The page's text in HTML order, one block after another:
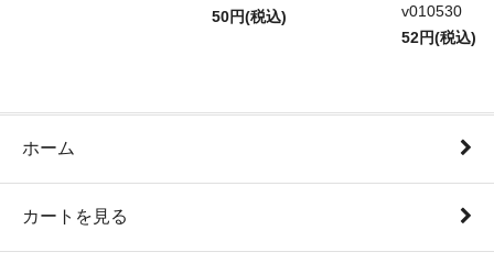
50円(税込)
v010530
52円(税込)
ホーム
カートを見る